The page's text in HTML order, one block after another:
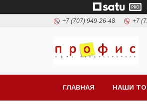
+7 (707) 949-26-48 +7
ГЛАВНАЯ НАШИ